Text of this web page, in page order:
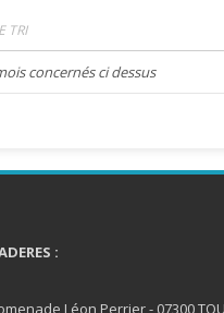
TRI
concernés ci dessus
:
Léon Perrier - 07300